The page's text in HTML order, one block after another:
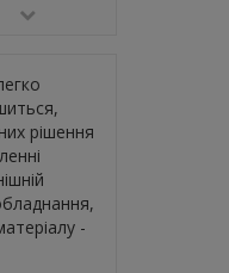
рішення
-